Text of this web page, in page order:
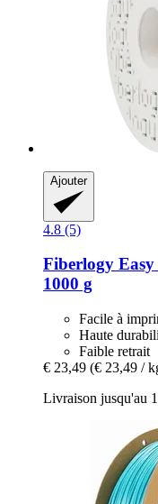
Ajouter
4.8 (5)
Fiberlogy
1000 g
Facile à
Haute
Faible retrait
€ 23,49 (€ 23,49 /
Livraison jusqu'au